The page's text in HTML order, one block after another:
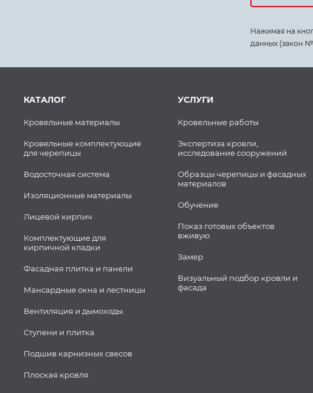
Нажимая на
данных (закон
КАТАЛОГ
Кровельные материалы
Кровельные комплектующие
для черепицы
Водосточная система
Изоляционные материалы
Лицевой кирпич
Комплектующие для
кирпичной кладки
Фасадная плитка и панели
Мансардные окна и лестницы
Вентиляция и дымоходы.
Ступени и плитка
Подшив карнизных свесов
Плоская кровля
УСЛУГИ
Кровельные работы
Экспертиза кровли,
исследование сооружений
Образцы черепицы и фасадных
материалов
Обучение
Показ готовых объектов
вживую
Замер
Визуальный подбор кровли и
фасада